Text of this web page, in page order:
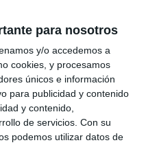
para nosotros
y/o accedemos a
cookies, y procesamos
únicos e información
para publicidad y contenido
y contenido,
de servicios. Con su
podemos utilizar datos de